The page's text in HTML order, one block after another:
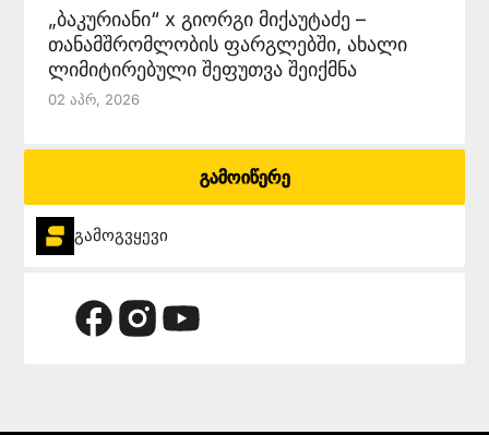
„ბაკურიანი“ x გიორგი მიქაუტაძე –
თანამშრომლობის ფარგლებში, ახალი
ლიმიტირებული შეფუთვა შეიქმნა
02 Აპრ, 2026
გამოიწერე
გამოგვყევი